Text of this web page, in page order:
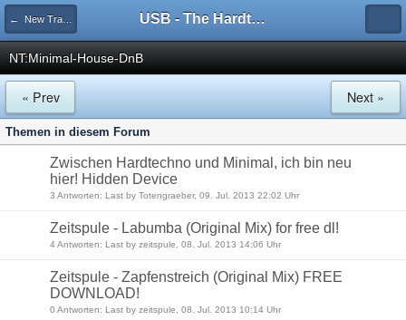
← New Tracks USB - The Hardtechno Family
NT:Minimal-House-DnB
« Prev Next »
Themen in diesem Forum
Zwischen Hardtechno und Minimal, ich bin neu
hier! Hidden Device
3 Antworten: Last by Totengraeber, 09. Jul. 2013 22:02 Uhr
Zeitspule - Labumba (Original Mix) for free dl!
4 Antworten: Last by zeitspule, 08. Jul. 2013 14:06 Uhr
Zeitspule - Zapfenstreich (Original Mix) FREE
DOWNLOAD!
0 Antworten: Last by zeitspule, 08. Jul. 2013 10:14 Uhr